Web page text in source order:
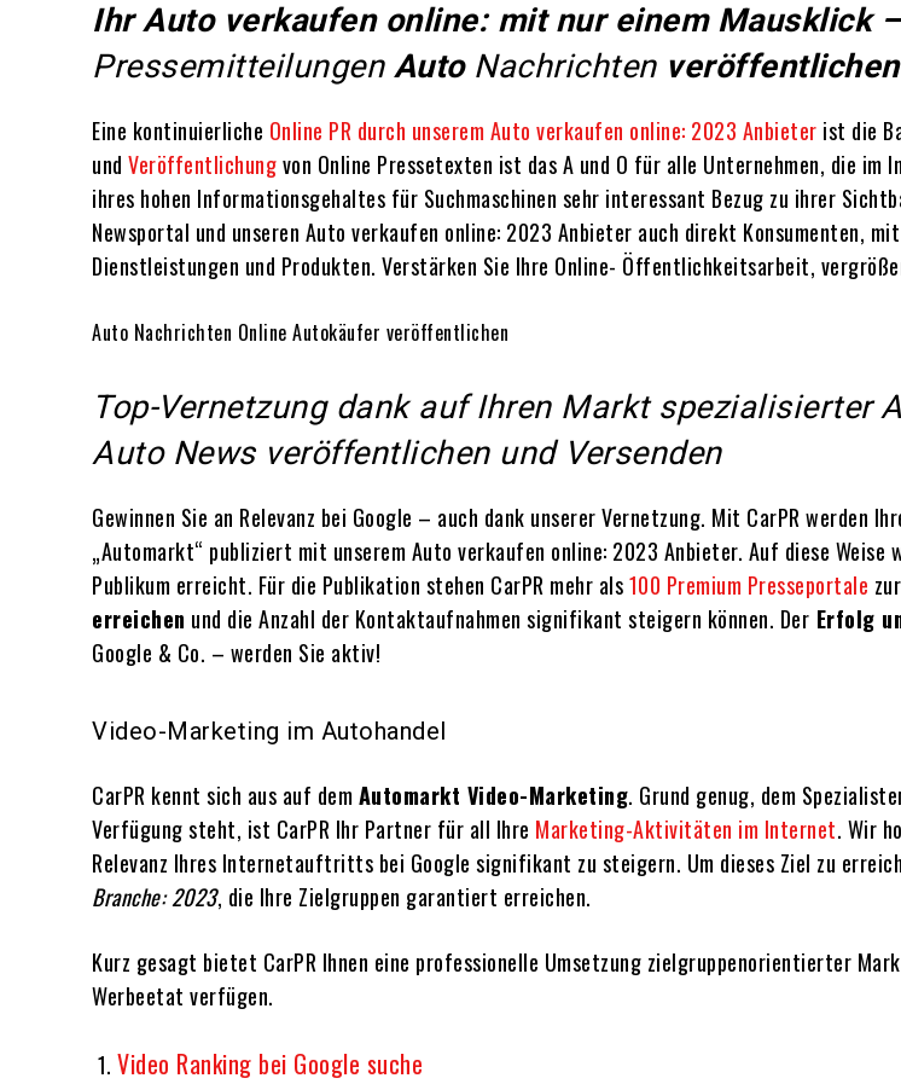
Ihr Auto verkaufen online: mit nur einem Mausklick
Pressemitteilungen AutoNachrichten veröffentlichen
Eine kontinuierliche Online PR durch unserem Auto verkaufen online: 2023 Anbieter ist die
und Veröffentlichungvon Online Pressetexten ist das A und O für alle Unternehmen, die
ihres hohen Informationsgehaltes für Suchmaschinen sehr interessant Bezug zu ihrer
Newsportal und unseren Auto verkaufen online: 2023 Anbieter auch direkt Konsumenten,
Dienstleistungen und Produkten. Verstärken Sie Ihre Online- Öffentlichkeitsarbeit,
Auto Nachrichten Online Autokäufer veröffentlichen
Top-Vernetzung dank auf Ihren Markt spezialisierter
Auto News veröffentlichen und Versenden
Gewinnen Sie an Relevanz bei Google – auch dank unserer Vernetzung. Mit CarPR
„Automarkt“ publiziert mit unserem Auto verkaufen online: 2023 Anbieter. Auf diese
Publikum erreicht. Für die Publikation stehen CarPR mehr als100 Premium Presseportale
erreichen und die Anzahl der Kontaktaufnahmen signifikant steigern können. Der Erfolg
Google & Co. – werden Sie aktiv!
Video-Marketing im Autohandel
CarPR kennt sich aus auf dem Automarkt Video-Marketing. Grund genug, dem
Verfügung steht, ist CarPR Ihr Partner für all Ihre Marketing-Aktivitäten im Internet. Wir
Relevanz Ihres Internetauftritts bei Google signifikant zu steigern. Um dieses Ziel zu
Branche: 2023, die Ihre Zielgruppen garantiert erreichen.
Kurz gesagt bietet CarPR Ihnen eine professionelle Umsetzung zielgruppenorientierter
Werbeetat verfügen.
Video Ranking bei Google suche